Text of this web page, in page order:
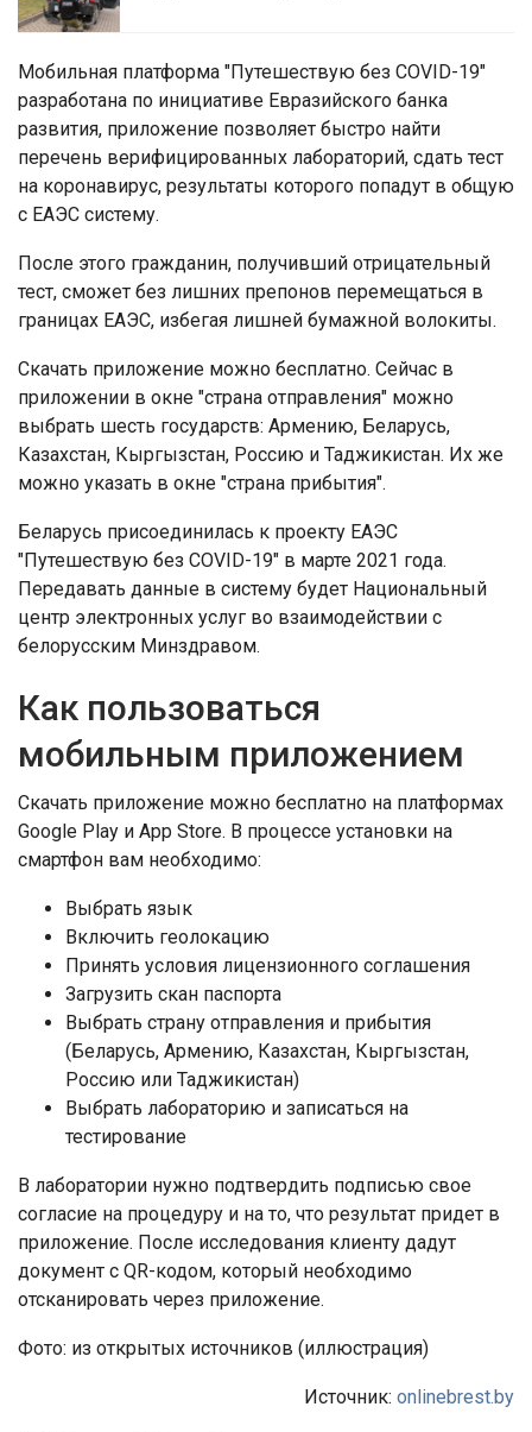
Мобильная платформа "Путешествую без COVID-19"
разработана по инициативе Евразийского банка
развития, приложение позволяет быстро найти
перечень верифицированных лабораторий, сдать тест
на коронавирус, результаты которого попадут в общую
с ЕАЭС систему.
После этого гражданин, получивший отрицательный
тест, сможет без лишних препонов перемещаться в
границах ЕАЭС, избегая лишней бумажной волокиты.
Скачать приложение можно бесплатно. Сейчас в
приложении в окне "страна отправления" можно
выбрать шесть государств: Армению, Беларусь,
Казахстан, Кыргызстан, Россию и Таджикистан. Их же
можно указать в окне "страна прибытия".
Беларусь присоединилась к проекту ЕАЭС
"Путешествую без COVID-19" в марте 2021 года.
Передавать данные в систему будет Национальный
центр электронных услуг во взаимодействии с
белорусским Минздравом.
Как пользоваться
мобильным приложением
Скачать приложение можно бесплатно на платформах
Google Play и App Store. В процессе установки на
смартфон вам необходимо:
Выбрать язык
Включить геолокацию
Принять условия лицензионного соглашения
Загрузить скан паспорта
Выбрать страну отправления и прибытия
(Беларусь, Армению, Казахстан, Кыргызстан,
Россию или Таджикистан)
Выбрать лабораторию и записаться на
тестирование
В лаборатории нужно подтвердить подписью свое
согласие на процедуру и на то, что результат придет в
приложение. После исследования клиенту дадут
документ с QR-кодом, который необходимо
отсканировать через приложение.
Фото: из открытых источников (иллюстрация)
Источник: onlinebrest.by